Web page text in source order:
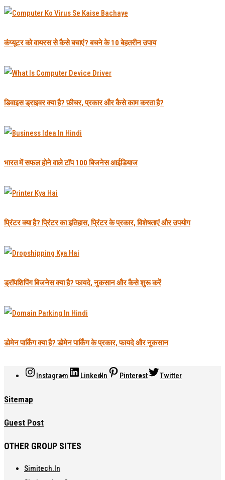
कंप्यूटर को वायरस से कैसे बचाएं? बचने के 10 बेहतरीन उपाय
डिवाइस ड्राइवर क्या है? फ़ीचर, प्रकार और कैसे काम करता है?
भारत में सफल होने वाले टॉप 100 बिजनेस आईडियाज
प्रिंटर क्या है? प्रिंटर का इतिहास, प्रिंटर के प्रकार, विशेषताएं और उपयोग
ड्रॉपशिपिंग बिजनेस क्या है? फायदे, नुकसान और कैसे शुरू करें
डोमेन पार्किंग क्या है? डोमेन पार्किंग के प्रकार, फायदे और नुकसान
Instagram LinkedIn Pinterest Twitter
Sitemap
Guest Post
OTHER GROUP SITES
Simitech.in